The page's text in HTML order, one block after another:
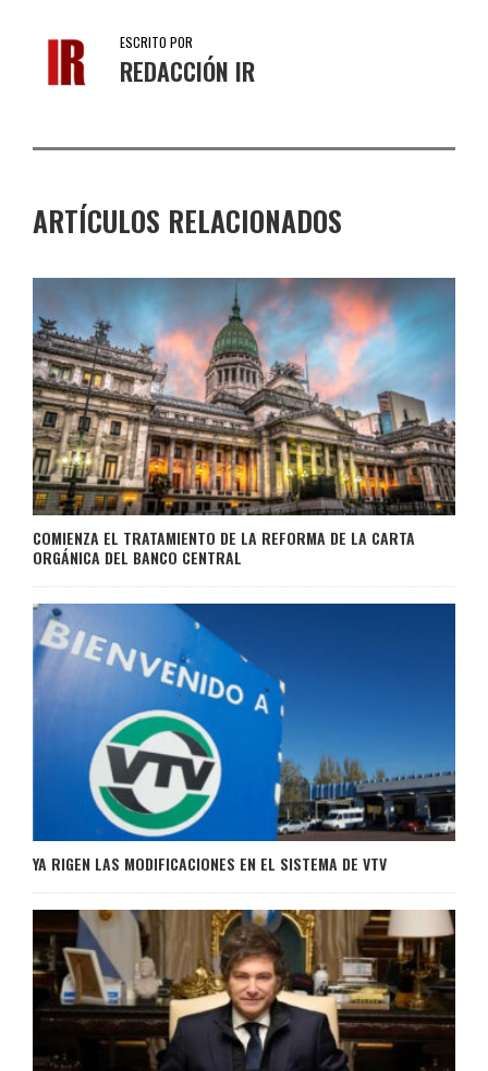
ESCRITO POR
REDACCIÓN IR
ARTÍCULOS RELACIONADOS
COMIENZA EL TRATAMIENTO DE LA REFORMA DE LA CARTA
ORGÁNICA DEL BANCO CENTRAL
YA RIGEN LAS MODIFICACIONES EN EL SISTEMA DE VTV